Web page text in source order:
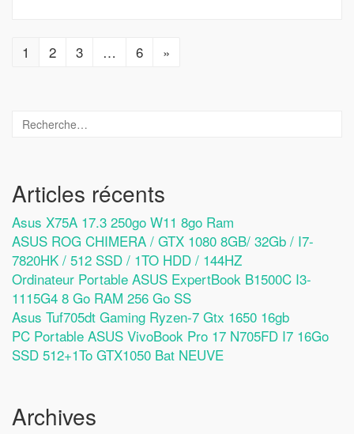
1 2 3 … 6 »
Articles récents
Asus X75A 17.3 250go W11 8go Ram
ASUS ROG CHIMERA / GTX 1080 8GB/ 32Gb / I7-
7820HK / 512 SSD / 1TO HDD / 144HZ
Ordinateur Portable ASUS ExpertBook B1500C I3-
1115G4 8 Go RAM 256 Go SS
Asus Tuf705dt Gaming Ryzen-7 Gtx 1650 16gb
PC Portable ASUS VivoBook Pro 17 N705FD I7 16Go
SSD 512+1To GTX1050 Bat NEUVE
Archives